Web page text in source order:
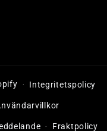
Integritetspolicy
Fraktpolicy